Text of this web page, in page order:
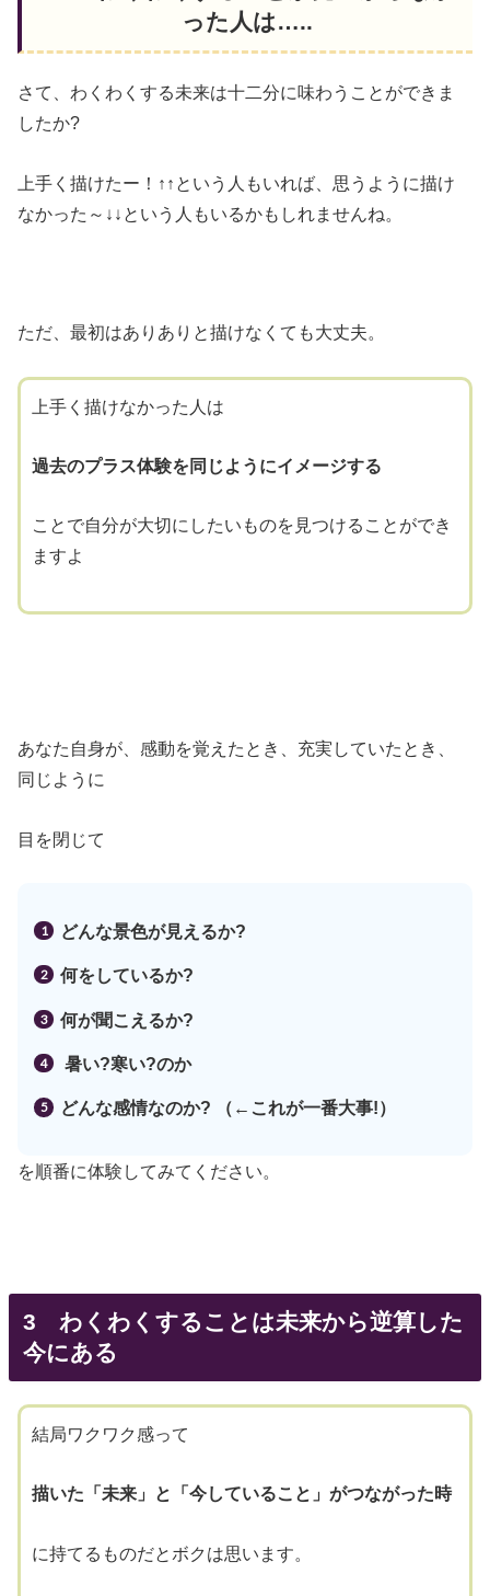
った人は…..
さて、わくわくする未来は十二分に味わうことができま
したか?
上手く描けたー！↑↑という人もいれば、思うように描け
なかった～↓↓という人もいるかもしれませんね。
ただ、最初はありありと描けなくても大丈夫。
上手く描けなかった人は
過去のプラス体験を同じようにイメージする
ことで自分が大切にしたいものを見つけることができ
ますよ
あなた自身が、感動を覚えたとき、充実していたとき、
同じように
目を閉じて
どんな景色が見えるか?
何をしているか?
何が聞こえるか?
暑い?寒い?のか
どんな感情なのか? （←これが一番大事!）
を順番に体験してみてください。
3 わくわくすることは未来から逆算した
今にある
結局ワクワク感って
描いた「未来」と「今していること」がつながった時
に持てるものだとボクは思います。